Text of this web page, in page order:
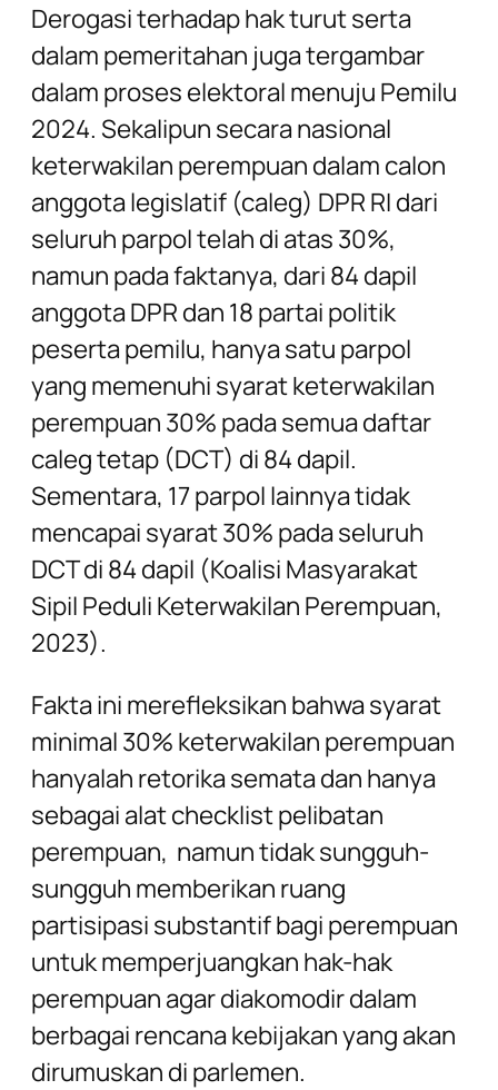
Derogasi terhadap hak turut serta
dalam pemeritahan juga tergambar
dalam proses elektoral menuju Pemilu
2024. Sekalipun secara nasional
keterwakilan perempuan dalam calon
anggota legislatif (caleg) DPR RI dari
seluruh parpol telah di atas 30%,
namun pada faktanya, dari 84 dapil
anggota DPR dan 18 partai politik
peserta pemilu, hanya satu parpol
yang memenuhi syarat keterwakilan
perempuan 30% pada semua daftar
caleg tetap (DCT) di 84 dapil.
Sementara, 17 parpol lainnya tidak
mencapai syarat 30% pada seluruh
DCT di 84 dapil (Koalisi Masyarakat
Sipil Peduli Keterwakilan Perempuan,
2023).
Fakta ini merefleksikan bahwa syarat
minimal 30% keterwakilan perempuan
hanyalah retorika semata dan hanya
sebagai alat checklist pelibatan
perempuan, namun tidak sungguh-
sungguh memberikan ruang
partisipasi substantif bagi perempuan
untuk memperjuangkan hak-hak
perempuan agar diakomodir dalam
berbagai rencana kebijakan yang akan
dirumuskan di parlemen.